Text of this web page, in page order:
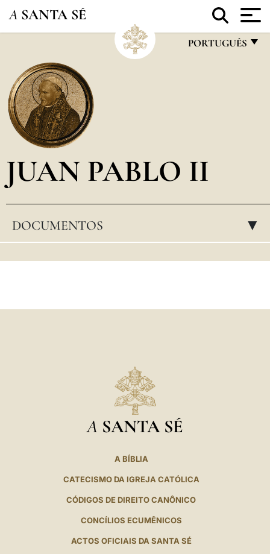
A SANTA SÉ
PORTUGUÊS
ESPAÑOL
DEUTSCH
POLSKI
JUAN PABLO II
DOCUMENTOS ▸
A SANTA SÉ
A BÍBLIA
CATECISMO DA IGREJA CATÓLICA
CÓDIGOS DE DIREITO CANÔNICO
CONCÍLIOS ECUMÊNICOS
ACTOS OFICIAIS DA SANTA SÉ